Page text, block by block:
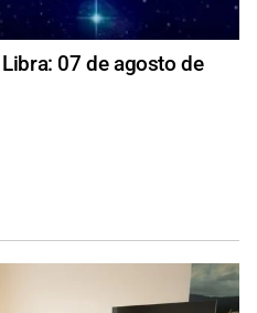
07 de agosto de